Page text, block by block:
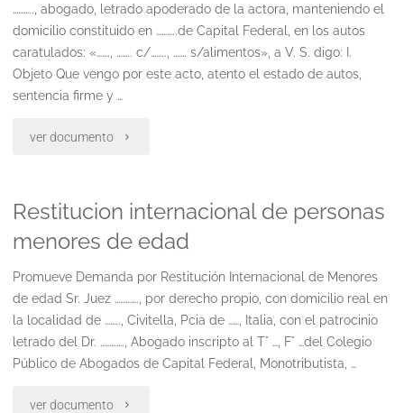
falta
subsidiariamente
contesta
demanda. "
……….., abogado, letrado apoderado de la actora, manteniendo el
domicilio constituido en ………..de Capital Federal, en los autos
caratulados: «……., …….. c/…….., ……. s/alimentos», a V. S. digo: I.
Objeto Que vengo por este acto, atento el estado de autos,
sentencia firme y …
ver documento "Solicita
de
honorarios"
Restitucion internacional de personas
menores de edad
Promueve Demanda por Restitución Internacional de Menores
de edad Sr. Juez …………., por derecho propio, con domicilio real en
la localidad de …….., Civitella, Pcia de ……, Italia, con el patrocinio
letrado del Dr. …………., Abogado inscripto al T° …, F° …del Colegio
Público de Abogados de Capital Federal, Monotributista, …
ver documento "Restitucion